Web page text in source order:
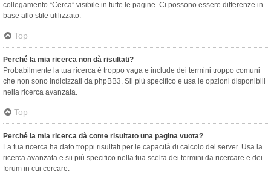
collegamento “Cerca” visibile in tutte le pagine. Ci possono essere differenze in
base allo stile utilizzato.
Top
Perché la mia ricerca non dà risultati?
Probabilmente la tua ricerca è troppo vaga e include dei termini troppo comuni
che non sono indicizzati da phpBB3. Sii più specifico e usa le opzioni disponibili
nella ricerca avanzata.
Top
Perché la mia ricerca dà come risultato una pagina vuota?
La tua ricerca ha dato troppi risultati per le capacità di calcolo del server. Usa la
ricerca avanzata e sii più specifico nella tua scelta dei termini da ricercare e dei
forum in cui cercare.